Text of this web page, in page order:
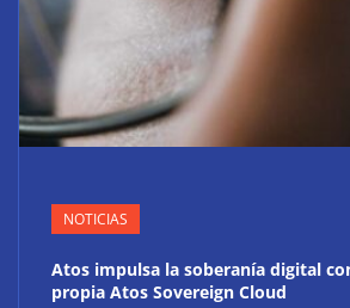
NOTICIAS
Atos impulsa la soberanía digital
propia Atos Sovereign Cloud